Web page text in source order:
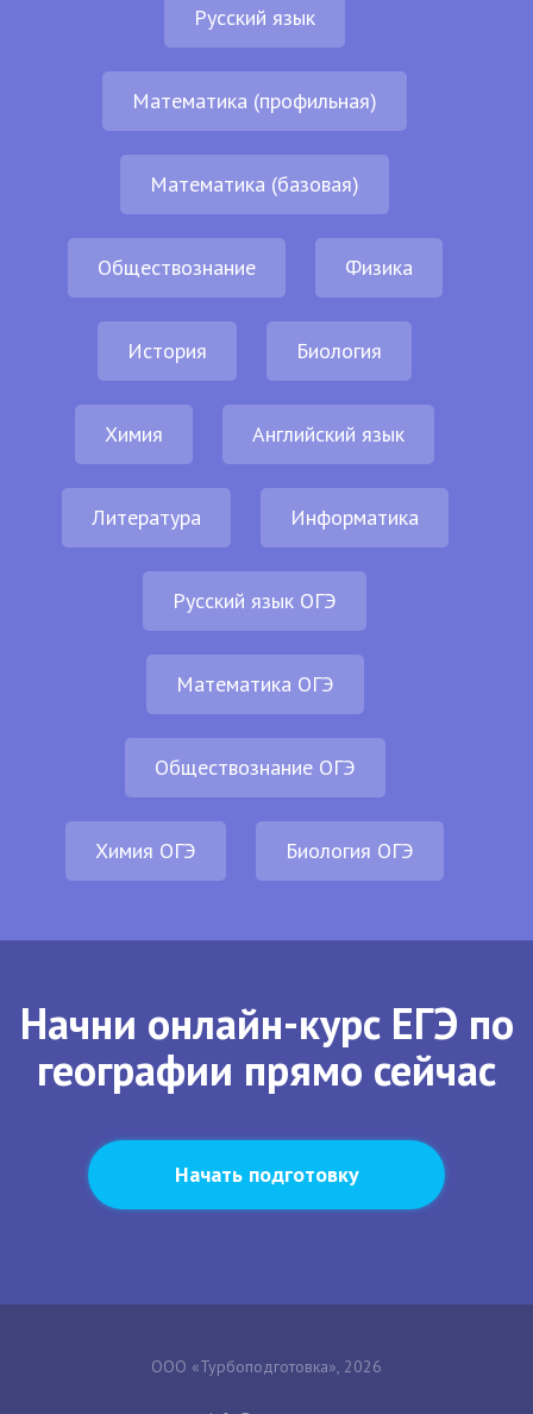
Русский язык
Математика (профильная)
Математика (базовая)
Обществознание Физика
История Биология
Химия Английский язык
Литература Информатика
Русский язык ОГЭ
Математика ОГЭ
Обществознание ОГЭ
Химия ОГЭ Биология ОГЭ
Начни онлайн-курс ЕГЭ по
географии прямо сейчас
Начать подготовку
ООО «Турбоподготовка», 2026